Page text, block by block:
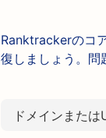
Ranktrackerのコ
復しましょう。問